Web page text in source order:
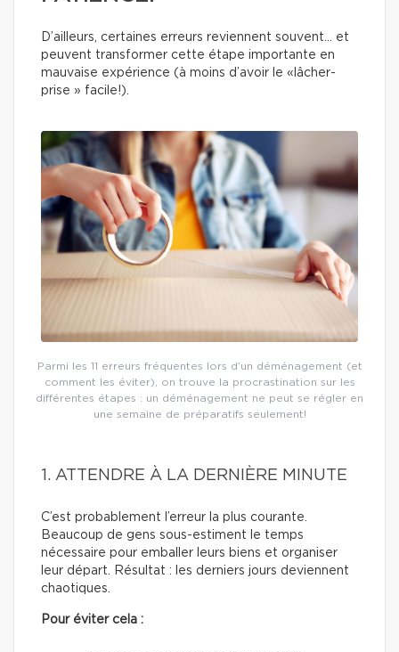
D’ailleurs, certaines erreurs reviennent souvent… et
peuvent transformer cette étape importante en
mauvaise expérience (à moins d’avoir le «lâcher-
prise » facile!).
Parmi les 11 erreurs fréquentes lors d’un déménagement (et
comment les éviter), on trouve la procrastination sur les
différentes étapes : un déménagement ne peut se régler en
une semaine de préparatifs seulement!
1. ATTENDRE À LA DERNIÈRE MINUTE
C’est probablement l’erreur la plus courante.
Beaucoup de gens sous-estiment le temps
nécessaire pour emballer leurs biens et organiser
leur départ. Résultat : les derniers jours deviennent
chaotiques.
Pour éviter cela :